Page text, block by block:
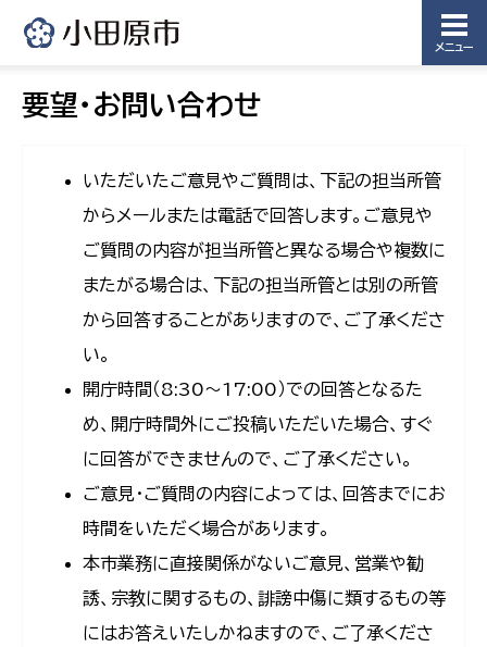
メニュー
要望・お問い合わせ
いただいたご意見やご質問は、下記の担当所管
からメールまたは電話で回答します。ご意見や
ご質問の内容が担当所管と異なる場合や複数に
またがる場合は、下記の担当所管とは別の所管
から回答することがありますので、ご了承くださ
い。
開庁時間（8:30〜17:00）での回答となるた
め、開庁時間外にご投稿いただいた場合、すぐ
に回答ができませんので、ご了承ください。
ご意見・ご質問の内容によっては、回答までにお
時間をいただく場合があります。
本市業務に直接関係がないご意見、営業や勧
誘、宗教に関するもの、誹謗中傷に類するもの等
にはお答えいたしかねますので、ご了承くださ